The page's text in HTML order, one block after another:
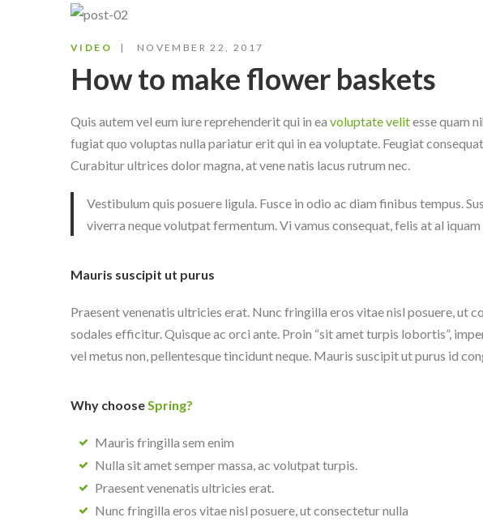
VIDEO NOVEMBER 22, 2017
How to make flower baskets
Quis autem vel eum iure reprehenderit qui in ea voluptate velitesse quam
fugiat quo voluptas nulla pariatur erit qui in ea voluptate. Feugiat
Curabitur ultrices dolor magna, at vene natis lacus rutrum nec.
Vestibulum quis posuere ligula. Fusce in odio ac diam finibus tempus.
viverra neque volutpat fermentum. Vi vamus consequat, felis at al
Mauris suscipit ut purus
Praesent venenatis ultricies erat. Nunc fringilla eros vitae nisl posuere, ut
sodales efficitur. Quisque ac orci ante. Proin “sit amet turpis lobortis”,
vel metus non, pellentesque tincidunt neque. Mauris suscipit ut purus id
Why chooseSpring?
Mauris fringilla sem enim
Nulla sit amet semper massa, ac volutpat turpis.
Praesent venenatis ultricies erat.
Nunc fringilla eros vitae nisl posuere, ut consectetur nulla